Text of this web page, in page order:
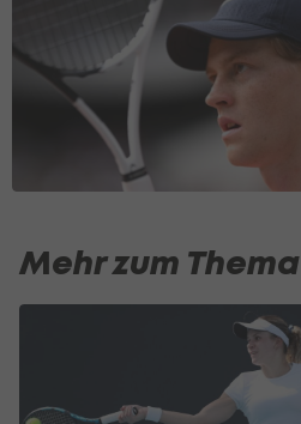
Mehr zum Thema